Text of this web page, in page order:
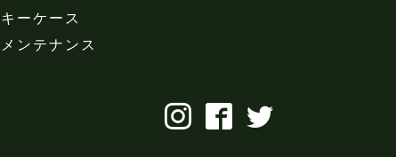
キーケース
メンテナンス